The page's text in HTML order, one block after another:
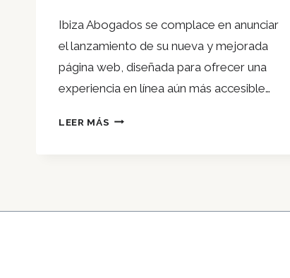
Ibiza Abogados se complace en anunciar
el lanzamiento de su nueva y mejorada
página web, diseñada para ofrecer una
experiencia en línea aún más accesible…
LEER MÁS ¡IBIZA